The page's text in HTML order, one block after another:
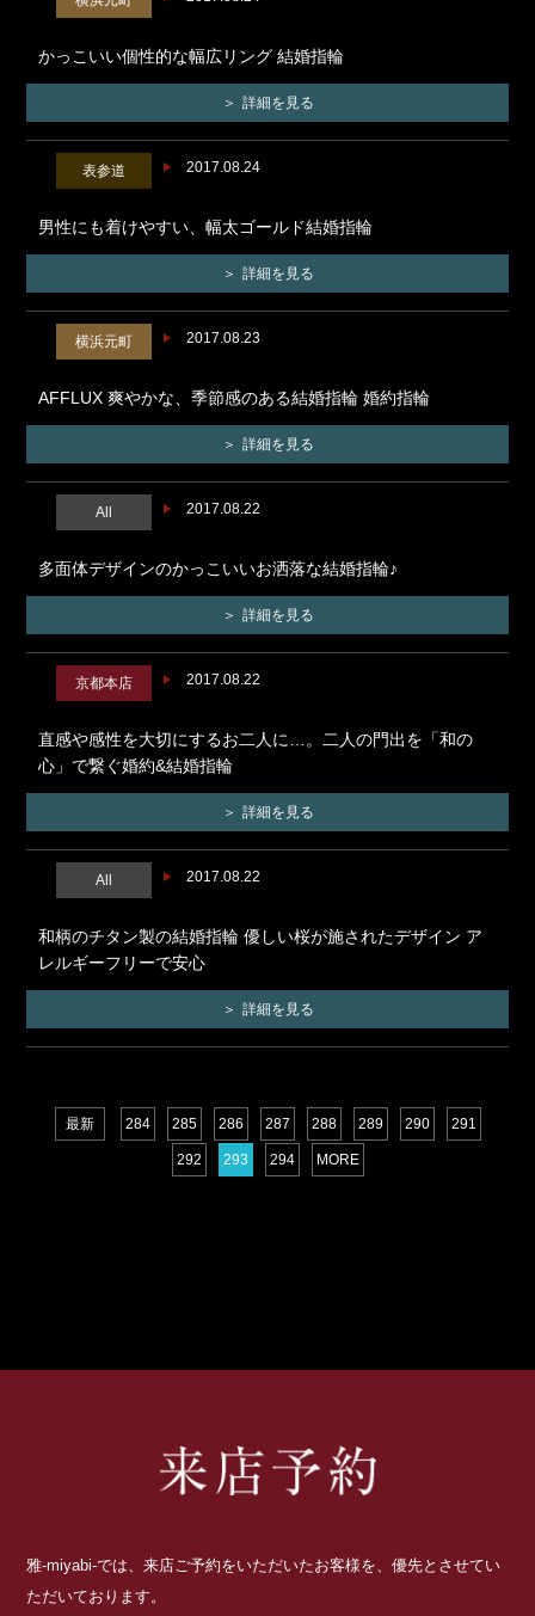
かっこいい個性的な幅広リング 結婚指輪
詳細を見る
2017.08.24
表参道
男性にも着けやすい、幅太ゴールド結婚指輪
詳細を見る
2017.08.23
横浜元町
AFFLUX 爽やかな、季節感のある結婚指輪 婚約指輪
詳細を見る
2017.08.22
All
多面体デザインのかっこいいお洒落な結婚指輪♪
詳細を見る
2017.08.22
京都本店
直感や感性を大切にするお二人に…。二人の門出を「和の
心」で繋ぐ婚約&結婚指輪
詳細を見る
2017.08.22
All
和柄のチタン製の結婚指輪 優しい桜が施されたデザイン ア
レルギーフリーで安心
詳細を見る
最新 284 285 286 287 288 289 290 291
292 293 294 MORE
雅-miyabi-では、来店ご予約をいただいたお客様を、優先とさせてい
ただいております。